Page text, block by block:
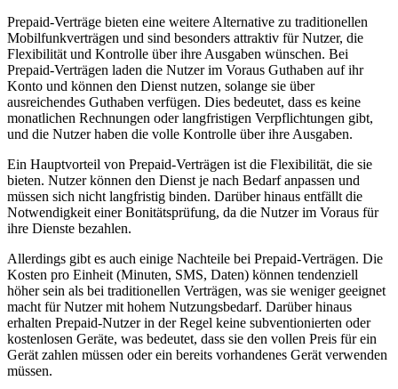
Prepaid-Verträge bieten eine weitere Alternative zu traditionellen
Mobilfunkverträgen und sind besonders attraktiv für Nutzer, die
Flexibilität und Kontrolle über ihre Ausgaben wünschen. Bei
Prepaid-Verträgen laden die Nutzer im Voraus Guthaben auf ihr
Konto und können den Dienst nutzen, solange sie über
ausreichendes Guthaben verfügen. Dies bedeutet, dass es keine
monatlichen Rechnungen oder langfristigen Verpflichtungen gibt,
und die Nutzer haben die volle Kontrolle über ihre Ausgaben.
Ein Hauptvorteil von Prepaid-Verträgen ist die Flexibilität, die sie
bieten. Nutzer können den Dienst je nach Bedarf anpassen und
müssen sich nicht langfristig binden. Darüber hinaus entfällt die
Notwendigkeit einer Bonitätsprüfung, da die Nutzer im Voraus für
ihre Dienste bezahlen.
Allerdings gibt es auch einige Nachteile bei Prepaid-Verträgen. Die
Kosten pro Einheit (Minuten, SMS, Daten) können tendenziell
höher sein als bei traditionellen Verträgen, was sie weniger geeignet
macht für Nutzer mit hohem Nutzungsbedarf. Darüber hinaus
erhalten Prepaid-Nutzer in der Regel keine subventionierten oder
kostenlosen Geräte, was bedeutet, dass sie den vollen Preis für ein
Gerät zahlen müssen oder ein bereits vorhandenes Gerät verwenden
müssen.